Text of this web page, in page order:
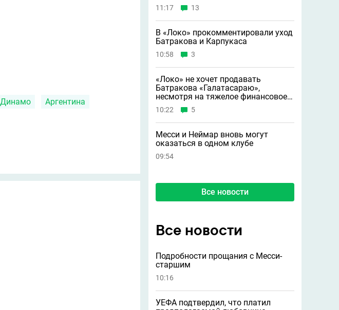
Динамо Аргентина
11:17 13
В «Локо» прокомментировали уход
Батракова и Карпукаса
10:58 3
«Локо» не хочет продавать
Батракова «Галатасараю»,
несмотря на тяжелое финансовое
положение
10:22 5
Месси и Неймар вновь могут
оказаться в одном клубе
09:54
Все новости
Все новости
Подробности прощания с Месси-
старшим
10:16
УЕФА подтвердил, что платил